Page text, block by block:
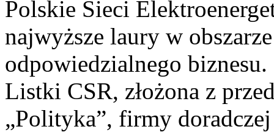
Polskie Sieci
najwyższe laury w
odpowiedzialnego
Listki CSR, złożona z
„Polityka”, firmy